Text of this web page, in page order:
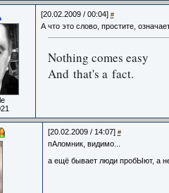
[20.02.2009 / 00:04] #
А что это слово, простите,
Nothing comes easy
And that's a fact.
[20.02.2009 / 14:07] #
пАломник, видимо...
а ещё бывает люди пробЫют, а